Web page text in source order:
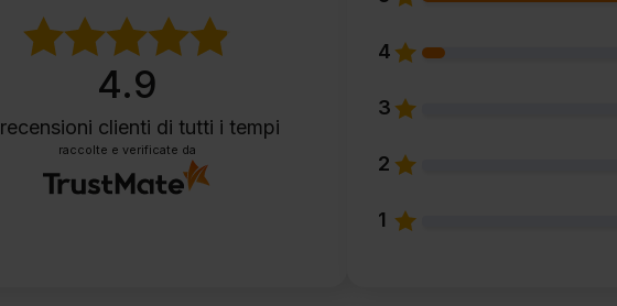
4.9
recensioni clienti di tutti i tempi
raccolte e verificate da
4
3
2
1